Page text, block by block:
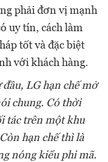
phải đơn vị mạnh
uy tín, cách làm
tốt và đặc biệt
với khách hàng.
đầu, LG hạn chế mở
chung. Có thời
tác trên một khu
hạn chế thì là
nóng kiểu phi mã.